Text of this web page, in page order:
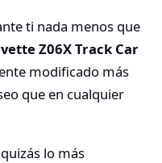
ti nada menos que
Z06X Track Car
modificado más
que en cualquier
lo más